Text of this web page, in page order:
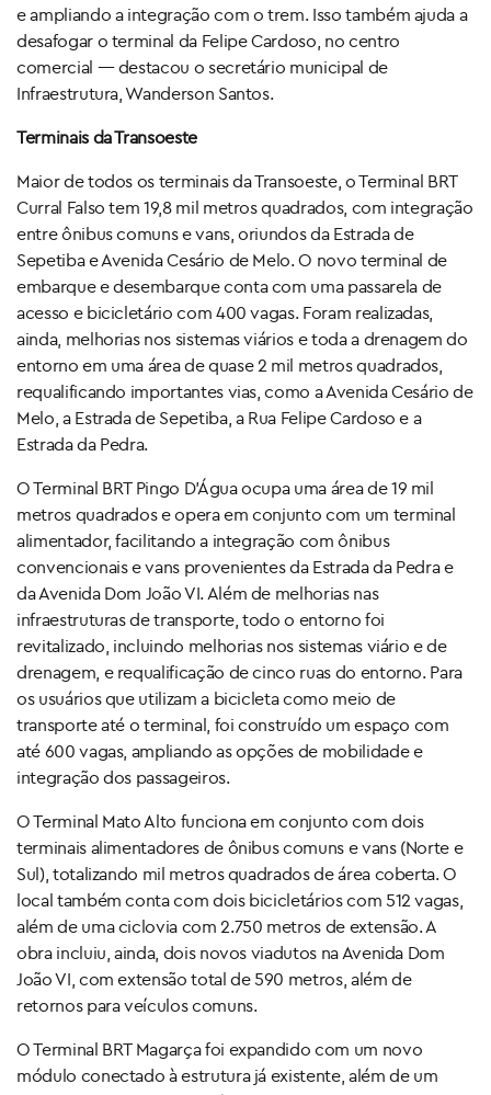
e ampliando a integração com o trem. Isso também ajuda a
desafogar o terminal da Felipe Cardoso, no centro
comercial — destacou o secretário municipal de
Infraestrutura, Wanderson Santos.
Terminais da Transoeste
Maior de todos os terminais da Transoeste, o Terminal BRT
Curral Falso tem 19,8 mil metros quadrados, com integração
entre ônibus comuns e vans, oriundos da Estrada de
Sepetiba e Avenida Cesário de Melo. O novo terminal de
embarque e desembarque conta com uma passarela de
acesso e bicicletário com 400 vagas. Foram realizadas,
ainda, melhorias nos sistemas viários e toda a drenagem do
entorno em uma área de quase 2 mil metros quadrados,
requalificando importantes vias, como a Avenida Cesário de
Melo, a Estrada de Sepetiba, a Rua Felipe Cardoso e a
Estrada da Pedra.
O Terminal BRT Pingo D’Água ocupa uma área de 19 mil
metros quadrados e opera em conjunto com um terminal
alimentador, facilitando a integração com ônibus
convencionais e vans provenientes da Estrada da Pedra e
da Avenida Dom João VI. Além de melhorias nas
infraestruturas de transporte, todo o entorno foi
revitalizado, incluindo melhorias nos sistemas viário e de
drenagem, e requalificação de cinco ruas do entorno. Para
os usuários que utilizam a bicicleta como meio de
transporte até o terminal, foi construído um espaço com
até 600 vagas, ampliando as opções de mobilidade e
integração dos passageiros.
O Terminal Mato Alto funciona em conjunto com dois
terminais alimentadores de ônibus comuns e vans (Norte e
Sul), totalizando mil metros quadrados de área coberta. O
local também conta com dois bicicletários com 512 vagas,
além de uma ciclovia com 2.750 metros de extensão. A
obra incluiu, ainda, dois novos viadutos na Avenida Dom
João VI, com extensão total de 590 metros, além de
retornos para veículos comuns.
O Terminal BRT Magarça foi expandido com um novo
módulo conectado à estrutura já existente, além de um